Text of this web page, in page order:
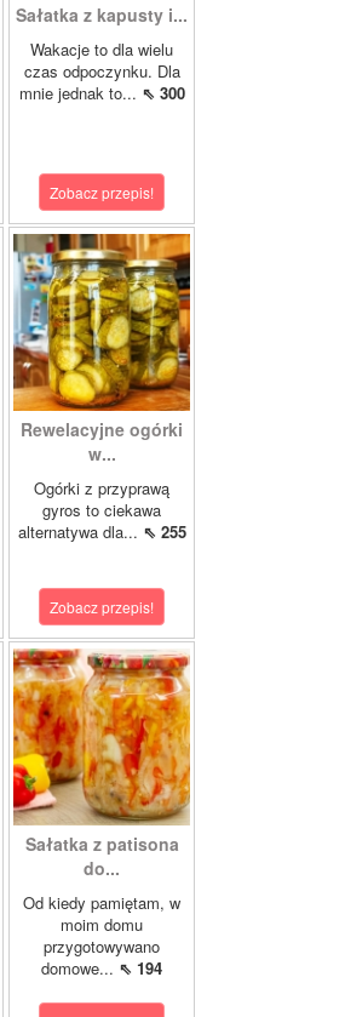
Sałatka z kapusty i...
Wakacje to dla wielu
czas odpoczynku. Dla
mnie jednak to... ⇖ 300
Zobacz przepis!
Rewelacyjne ogórki
w...
Ogórki z przyprawą
gyros to ciekawa
alternatywa dla... ⇖ 255
Zobacz przepis!
Sałatka z patisona
do...
Od kiedy pamiętam, w
moim domu
przygotowywano
domowe... ⇖ 194